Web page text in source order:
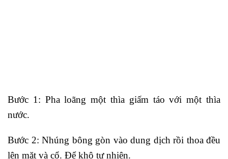
Bước 1: Pha loãng một thìa giấm táo với một thìa
nước.
Bước 2: Nhúng bông gòn vào dung dịch rồi thoa đều
lên mặt và cổ. Để khô tự nhiên.